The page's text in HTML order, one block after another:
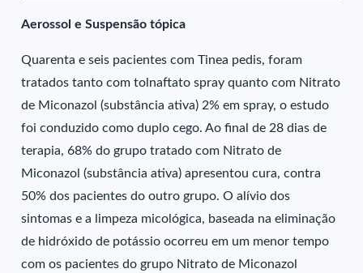
Aerossol e Suspensão tópica
Quarenta e seis pacientes com Tinea pedis, foram
tratados tanto com tolnaftato spray quanto com Nitrato
de Miconazol (substância ativa) 2% em spray, o estudo
foi conduzido como duplo cego. Ao final de 28 dias de
terapia, 68% do grupo tratado com Nitrato de
Miconazol (substância ativa) apresentou cura, contra
50% dos pacientes do outro grupo. O alívio dos
sintomas e a limpeza micológica, baseada na eliminação
de hidróxido de potássio ocorreu em um menor tempo
com os pacientes do grupo Nitrato de Miconazol